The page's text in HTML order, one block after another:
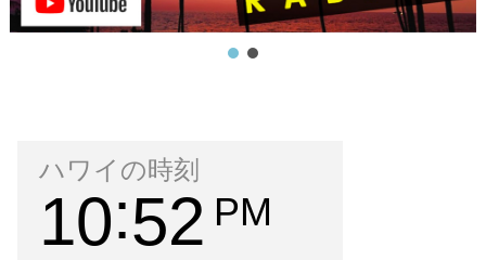
ハワイの時刻
10 52 PM